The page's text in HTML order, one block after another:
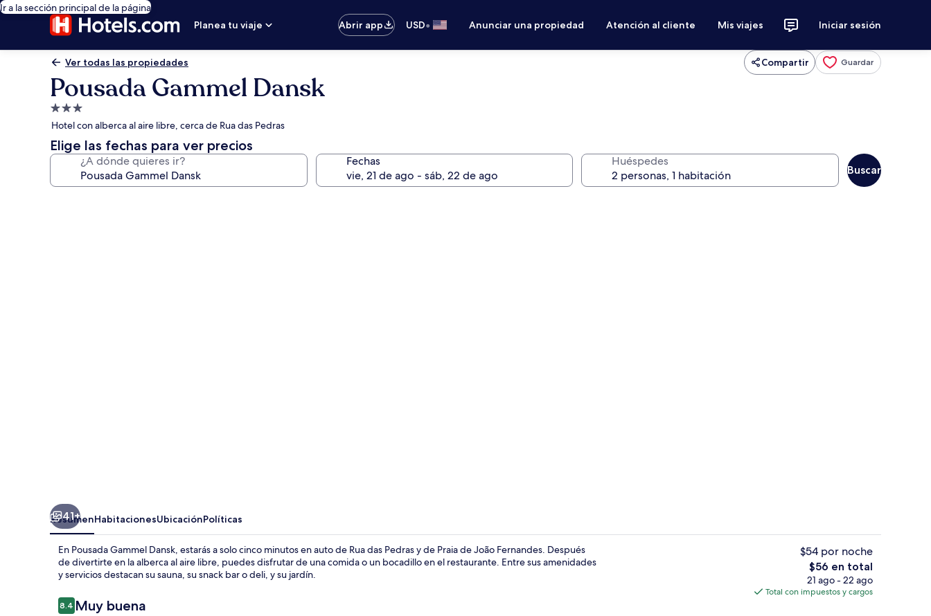
Ir a la sección principal de la página
Planea tu viaje
Abrir app USD• Anunciar una propiedad Atención al cliente Mis viajes Iniciar sesión
Ver todas las propiedades Compartir Guardar
Pousada Gammel Dansk
Propiedad
de
3.0
estrellas
Hotel con alberca al aire libre, cerca de Rua das Pedras
Elige las fechas para ver precios
¿A dónde quieres ir? Fechas Huéspedes
Buscar
Restaurante
41+
ResumenHabitacionesUbicaciónPolíticas
En Pousada Gammel Dansk, estarás a solo cinco minutos en auto de Rua das Pedras y de Praia de João Fernandes. Después
de divertirte en la alberca al aire libre, puedes disfrutar de una comida o un bocadillo en el restaurante. Entre sus amenidades
y servicios destacan su sauna, su snack bar o deli, y su jardín.
Opiniones
8.48.4 de 10,
Muy buena
$54 por noche
El
precio
total
$56 en total
21 ago - 22 ago
Total con impuestos y cargos